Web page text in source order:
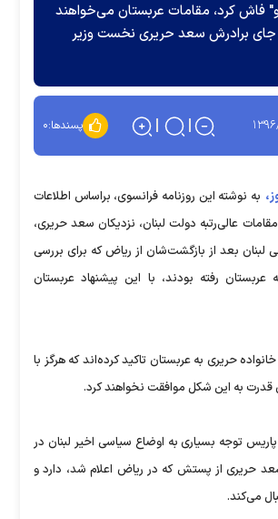
فاش کرد، مقامات عربستان می‌خواهند
جای برادرش سعد حریری نخست وزیر
۲۰ پسندها:۰
به نوشته این روزنامه فرانسوی، براساس اطلاعات
عالی‌رتبه دولت لبنان، نزدیکان سعد حریری،
بعد از بازگشت‌شان از ریاض که برای بررسی
عربستان رفته بودند، با این پیشنهاد عربستان
خانواده حریری به عربستان تاکید کرده‌اند که هرگز با
به این شکل موافقت نخواهند کرد.
توجه بسیاری به اوضاع سیاسی اخیر لبنان در
حریری از پستش که در ریاض اعلام شد، دارد و
می‌کند.